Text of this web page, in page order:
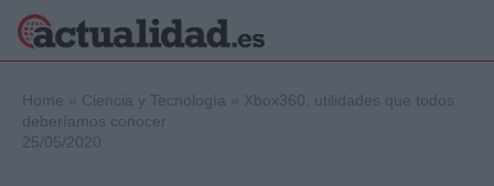
Home » Ciencia y Tecnología » Xbox360: utilidades que todos
deberíamos conocer
25/05/2020